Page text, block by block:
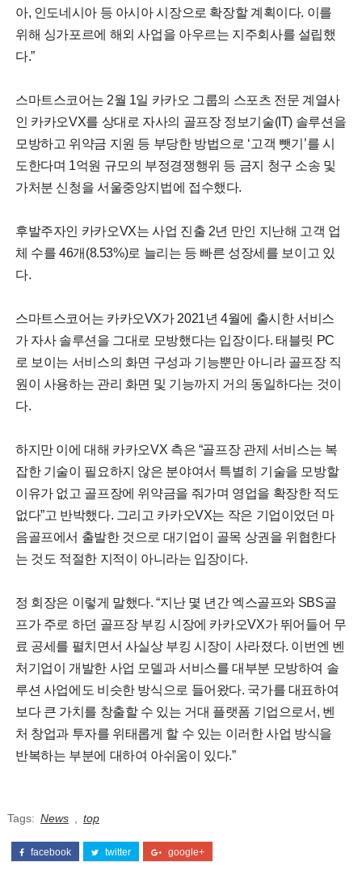
아, 인도네시아 등 아시아 시장으로 확장할 계획이다. 이를
위해 싱가포르에 해외 사업을 아우르는 지주회사를 설립했
다.”
스마트스코어는 2월 1일 카카오 그룹의 스포츠 전문 계열사
인 카카오VX를 상대로 자사의 골프장 정보기술(IT) 솔루션을
모방하고 위약금 지원 등 부당한 방법으로 ‘고객 뺏기’를 시
도한다며 1억원 규모의 부정경쟁행위 등 금지 청구 소송 및
가처분 신청을 서울중앙지법에 접수했다.
후발주자인 카카오VX는 사업 진출 2년 만인 지난해 고객 업
체 수를 46개(8.53%)로 늘리는 등 빠른 성장세를 보이고 있
다.
스마트스코어는 카카오VX가 2021년 4월에 출시한 서비스
가 자사 솔루션을 그대로 모방했다는 입장이다. 태블릿 PC
로 보이는 서비스의 화면 구성과 기능뿐만 아니라 골프장 직
원이 사용하는 관리 화면 및 기능까지 거의 동일하다는 것이
다.
하지만 이에 대해 카카오VX 측은 “골프장 관제 서비스는 복
잡한 기술이 필요하지 않은 분야여서 특별히 기술을 모방할
이유가 없고 골프장에 위약금을 줘가며 영업을 확장한 적도
없다”고 반박했다. 그리고 카카오VX는 작은 기업이었던 마
음골프에서 출발한 것으로 대기업이 골목 상권을 위협한다
는 것도 적절한 지적이 아니라는 입장이다.
정 회장은 이렇게 말했다. “지난 몇 년간 엑스골프와 SBS골
프가 주로 하던 골프장 부킹 시장에 카카오VX가 뛰어들어 무
료 공세를 펼치면서 사실상 부킹 시장이 사라졌다. 이번엔 벤
처기업이 개발한 사업 모델과 서비스를 대부분 모방하여 솔
루션 사업에도 비슷한 방식으로 들어왔다. 국가를 대표하여
보다 큰 가치를 창출할 수 있는 거대 플랫폼 기업으로서, 벤
처 창업과 투자를 위태롭게 할 수 있는 이러한 사업 방식을
반복하는 부분에 대하여 아쉬움이 있다.”
Tags: News top
facebook twitter google+